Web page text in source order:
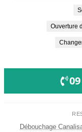
Débouchage